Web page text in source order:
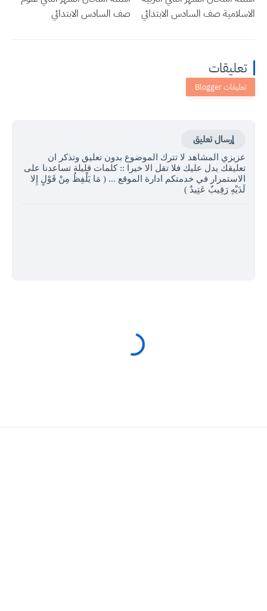
الاسلامية صف السادس الابتدائي
صف السادس الابتدائي
تعليقات
إرسال تعليق
عزيزي المشاهد لا تترك الموضوع بدون تعليق وتذكر ان
تعليقك يدل عليك فلا تقل الا خيرا :: كلمات قليلة تساعدنا على
الاستمرار في خدمتكم ادارة الموقع ... ( مَا يَلْفِظُ مِنْ قَوْلٍ إِلا
لَدَيْهِ رَقِيبٌ عَتِيدٌ )